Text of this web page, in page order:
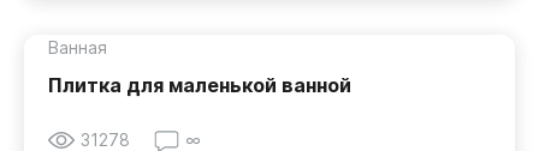
Ванная
Плитка для маленькой ванной
31278 ∞